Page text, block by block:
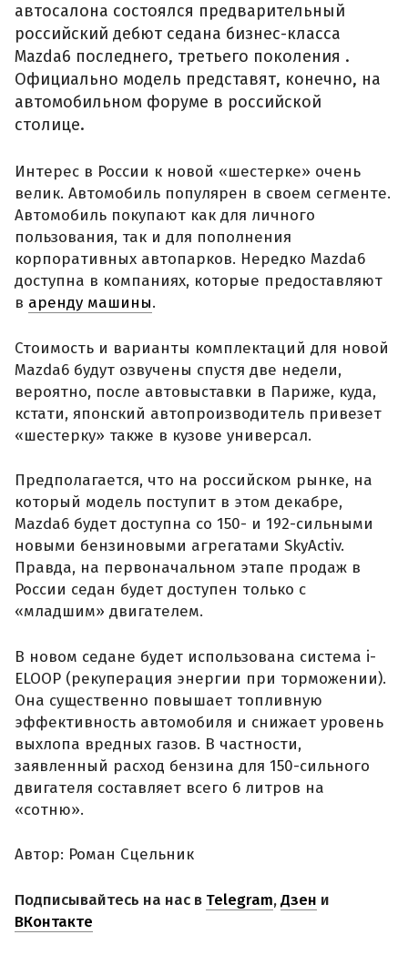
автосалона состоялся предварительный
российский дебют седана бизнес-класса
Mazda6 последнего, третьего поколения .
Официально модель представят, конечно, на
автомобильном форуме в российской
столице.
Интерес в России к новой «шестерке» очень
велик. Автомобиль популярен в своем сегменте.
Автомобиль покупают как для личного
пользования, так и для пополнения
корпоративных автопарков. Нередко Mazda6
доступна в компаниях, которые предоставляют
в аренду машины.
Стоимость и варианты комплектаций для новой
Mazda6 будут озвучены спустя две недели,
вероятно, после автовыставки в Париже, куда,
кстати, японский автопроизводитель привезет
«шестерку» также в кузове универсал.
Предполагается, что на российском рынке, на
который модель поступит в этом декабре,
Mazda6 будет доступна со 150- и 192-сильными
новыми бензиновыми агрегатами SkyActiv.
Правда, на первоначальном этапе продаж в
России седан будет доступен только с
«младшим» двигателем.
В новом седане будет использована система i-
ELOOP (рекуперация энергии при торможении).
Она существенно повышает топливную
эффективность автомобиля и снижает уровень
выхлопа вредных газов. В частности,
заявленный расход бензина для 150-сильного
двигателя составляет всего 6 литров на
«сотню».
Автор: Роман Сцельник
Подписывайтесь на нас в Telegram,Дзен и
ВКонтакте